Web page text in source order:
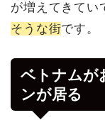
が増えてきてい
そうな街です。
ベトナムが
ンが居る